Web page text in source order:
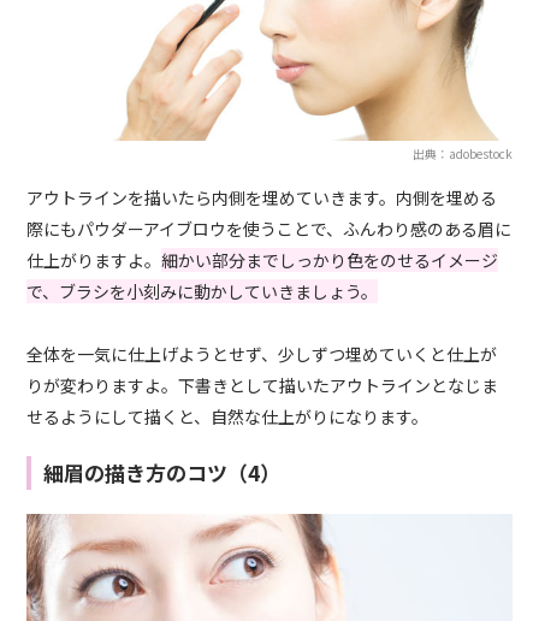
出典：adobestock
アウトラインを描いたら内側を埋めていきます。内側を埋める
際にもパウダーアイブロウを使うことで、ふんわり感のある眉に
仕上がりますよ。細かい部分までしっかり色をのせるイメージ
で、ブラシを小刻みに動かしていきましょう。
全体を一気に仕上げようとせず、少しずつ埋めていくと仕上が
りが変わりますよ。下書きとして描いたアウトラインとなじま
せるようにして描くと、自然な仕上がりになります。
細眉の描き方のコツ（4）